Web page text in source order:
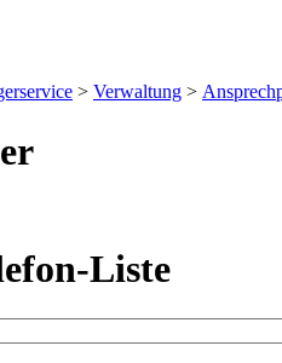
> Verwaltung >
Liste